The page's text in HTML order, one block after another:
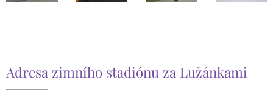
Adresa zimního stadiónu za Lužánkami